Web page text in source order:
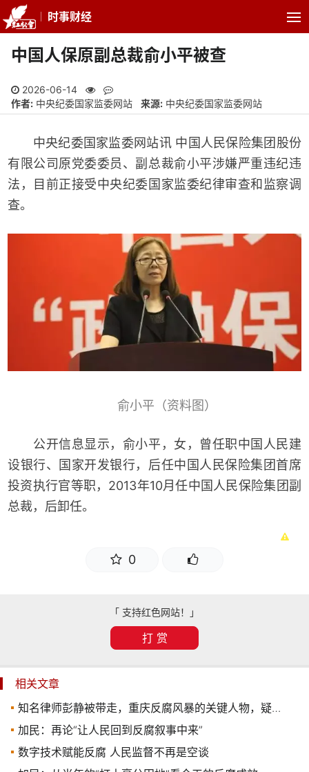
时事财经
中国人保原副总裁俞小平被查
2026-06-14
作者: 中央纪委国家监委网站 来源: 中央纪委国家监委网站
中央纪委国家监委网站讯 中国人民保险集团股份
有限公司原党委委员、副总裁俞小平涉嫌严重违纪违
法，目前正接受中央纪委国家监委纪律审查和监察调
查。
俞小平（资料图）
公开信息显示，俞小平，女，曾任职中国人民建
设银行、国家开发银行，后任中国人民保险集团首席
投资执行官等职，2013年10月任中国人民保险集团副
总裁，后卸任。
0
「 支持红色网站！」
打 赏
相关文章
知名律师彭静被带走，重庆反腐风暴的关键人物，疑涉加密货币洗钱
加民：再论“让人民回到反腐叙事中来”
数字技术赋能反腐 人民监督不再是空谈